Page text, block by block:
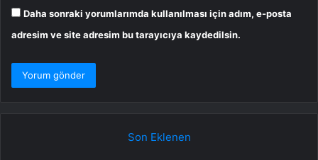
Daha sonraki yorumlarımda kullanılması için adım, e-posta
adresim ve site adresim bu tarayıcıya kaydedilsin.
Son Eklenen